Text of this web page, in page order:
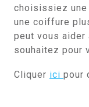
choisissiez
une coiffure
peut vous aider
souhaitez pour
Cliquer ici pour